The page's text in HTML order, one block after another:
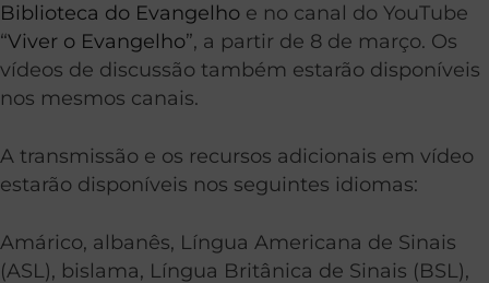
Biblioteca do Evangelho e no canal do YouTube
“Viver o Evangelho”, a partir de 8 de março. Os
vídeos de discussão também estarão disponíveis
nos mesmos canais.
A transmissão e os recursos adicionais em vídeo
estarão disponíveis nos seguintes idiomas:
Amárico, albanês, Língua Americana de Sinais
(ASL), bislama, Língua Britânica de Sinais (BSL),